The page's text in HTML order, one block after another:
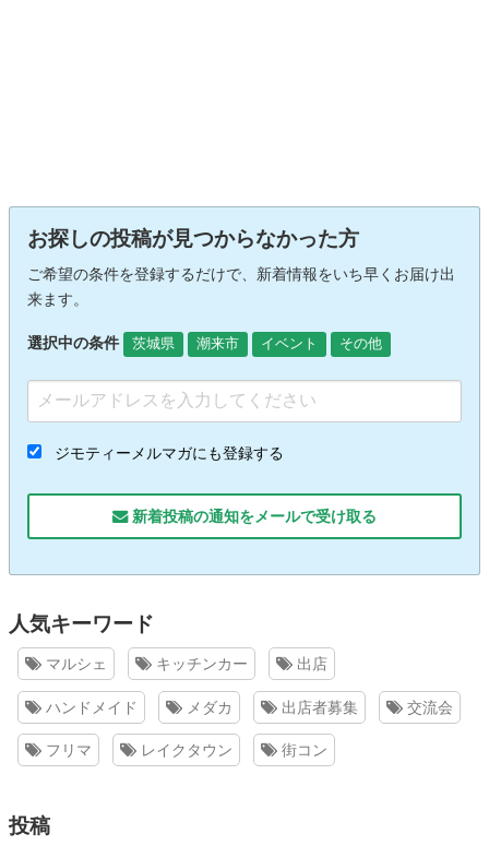
お探しの投稿が見つからなかった方
ご希望の条件を登録するだけで、新着情報をいち早くお届け出
来ます。
選択中の条件 茨城県 潮来市 イベント その他
ジモティーメルマガにも登録する
新着投稿の通知をメールで受け取る
人気キーワード
マルシェ キッチンカー 出店
ハンドメイド メダカ 出店者募集 交流会
フリマ レイクタウン 街コン
投稿